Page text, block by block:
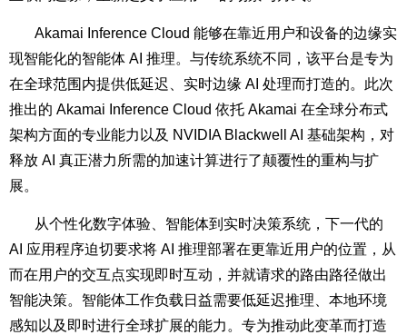
Akamai Inference Cloud 能够在靠近用户和设备的边缘实
现智能化的智能体 AI 推理。与传统系统不同，该平台是专为
在全球范围内提供低延迟、实时边缘 AI 处理而打造的。此次
推出的 Akamai Inference Cloud 依托 Akamai 在全球分布式
架构方面的专业能力以及 NVIDIA Blackwell AI 基础架构 ，对
释放 AI 真正潜力所需的加速计算进行了颠覆性的重构与扩
展。
从个性化数字体验、智能体到实时决策系统，下一代的
AI 应用程序迫切要求将 AI 推理部署在更靠近用户的位置，从
而在用户的交互点实现即时互动，并就请求的路由路径做出
智能决策。智能体工作负载日益需要低延迟推理、本地环境
感知以及即时进行全球扩展的能力。专为推动此变革而打造